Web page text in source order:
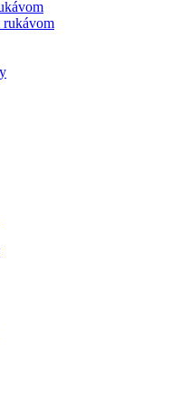
rukávom